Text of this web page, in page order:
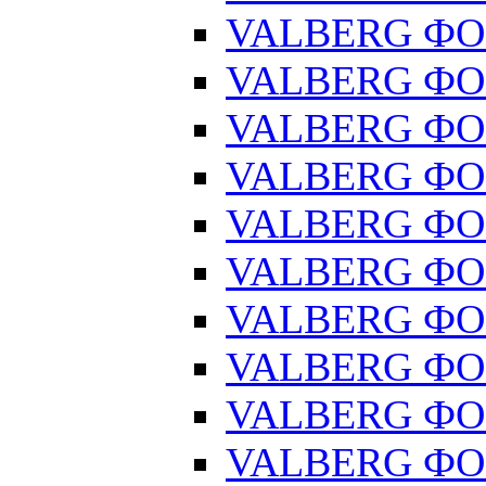
VALBERG
VALBERG
VALBERG
VALBERG
VALBERG
VALBERG
VALBERG
VALBERG
VALBERG
VALBERG